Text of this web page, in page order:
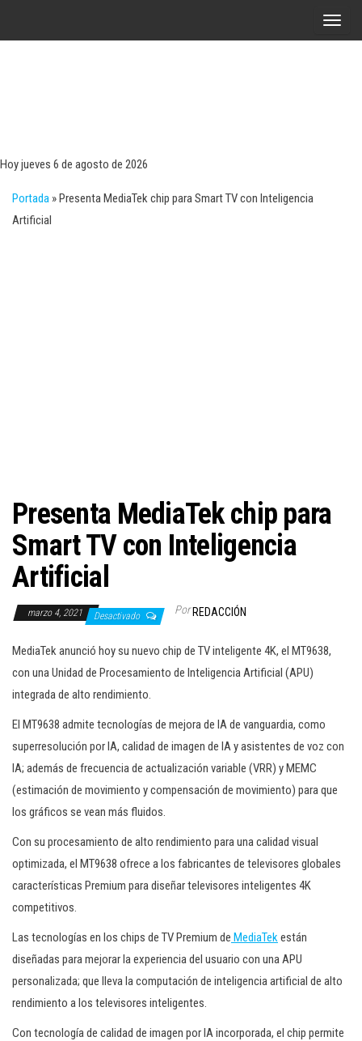
A
Hoy jueves 6 de agosto de 2026
Portada »Presenta MediaTek chip para Smart TV con Inteligencia
Artificial
Presenta MediaTek chip para
Smart TV con Inteligencia
Artificial
marzo 4, 2021 Desactivado Por REDACCIÓN
MediaTek anunció hoy su nuevo chip de TV inteligente 4K, el MT9638,
con una Unidad de Procesamiento de Inteligencia Artificial (APU)
integrada de alto rendimiento.
El MT9638 admite tecnologías de mejora de IA de vanguardia, como
superresolución por IA, calidad de imagen de IA y asistentes de voz con
IA; además de frecuencia de actualización variable (VRR) y MEMC
(estimación de movimiento y compensación de movimiento) para que
los gráficos se vean más fluidos.
Con su procesamiento de alto rendimiento para una calidad visual
optimizada, el MT9638 ofrece a los fabricantes de televisores globales
características Premium para diseñar televisores inteligentes 4K
competitivos.
Las tecnologías en los chips de TV Premium de MediaTekestán
diseñadas para mejorar la experiencia del usuario con una APU
personalizada; que lleva la computación de inteligencia artificial de alto
rendimiento a los televisores inteligentes.
Con tecnología de calidad de imagen por IA incorporada, el chip permite